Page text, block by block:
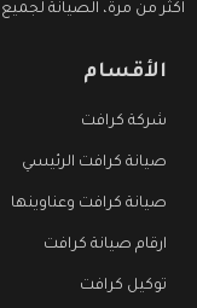
اكثر من مرة، الصيانة
الأقسام
شركة كرافت
صيانة كرافت الرئيسي
صيانة كرافت وعناوينها
ارقام صيانة كرافت
توكيل كرافت